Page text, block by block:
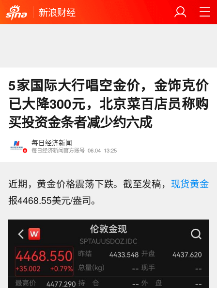
新浪财经
5家国际大行唱空金价，金饰克价
已大降300元，北京菜百店员称购
买投资金条者减少约六成
每日经济新闻
每日经济新闻官方账号 06.04 13:25
近期，黄金价格震荡下跌。截至发稿， 现货黄金
报4468.55美元/盎司。